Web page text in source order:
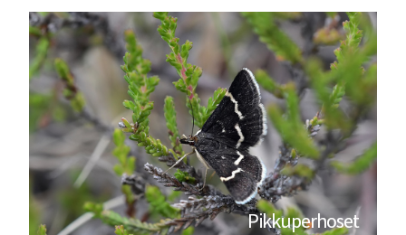
Pikkuperhoset